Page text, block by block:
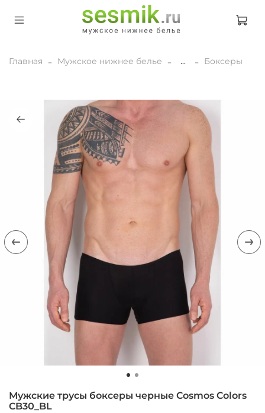
Главная Мужское нижнее белье ... Боксеры
Мужские трусы боксеры черные Cosmos Colors
CB30_BL